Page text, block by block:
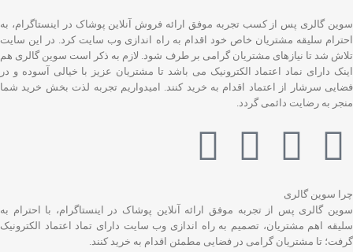
سوین گالری پس از کسب تجربه موفق ارائه فروش آنلاین پوشاک در اینستاگرام، به
احترام سلیقه مشتریان خاص خود اقدام به راه اندازی وب سایت کرد. در این سایت
تلاش شد تا نیازهای مشتریان گرامی بر طرف شود. لازم به ذکر است سوین گالری هم
اینک دارای نماد اعتماد الکترونیک می باشد تا مشتریان عزیز با خیالی آسوده و در
فضایی سرشار از اعتماد اقدام به خرید کنند. امیدواریم تجربه لذت بخش خرید شما
منجر به رضایت دائمی گردد.
چرا سوین گالری
سوین گالری پس از تجربه موفق ارائه آنلاین پوشاک در اینستاگرام، با احترام به
سلیقه اهم مشتریان، تصمیم به راه اندازی وب سایت دارای تماد اعتماد الکترونیک
گرفت؛ تا مشتریان گرامی در فضایی مطمئن اقدام به خرید کنند.